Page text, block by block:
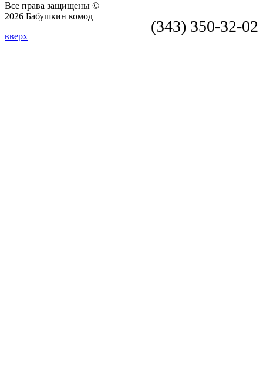
(343) 350-32-02
Все права защищены ©
2026 Бабушкин комод
вверх